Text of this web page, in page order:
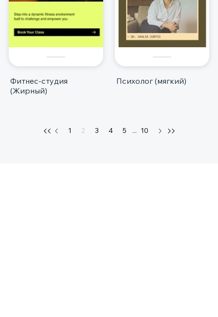
Фитнес-студия
(Жирный)
Психолог (мягкий)
1 2 3 4 5 ... 10